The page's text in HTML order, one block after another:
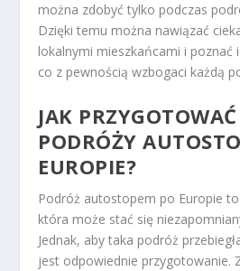
można zdobyć tylko podczas
Dzięki temu można nawiązać
lokalnymi mieszkańcami i poznać
co z pewnością wzbogaci każdą
JAK
PODRÓŻY
EUROPIE?
Podróż autostopem po Europie
która może stać się
Jednak, aby taka podróż
jest odpowiednie przygotowanie.